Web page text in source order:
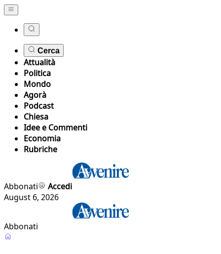
Cerca
Attualità
Politica
Mondo
Agorà
Podcast
Chiesa
Idee e Commenti
Economia
Rubriche
Abbonati
Accedi
August 6, 2026
Abbonati